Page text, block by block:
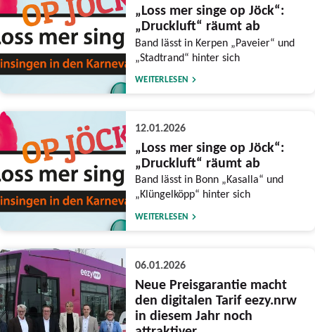
„Loss mer singe op Jöck“:
„Druckluft“ räumt ab
Band lässt in Kerpen „Paveier“ und
„Stadtrand“ hinter sich
WEITERLESEN
12.01.2026
„Loss mer singe op Jöck“:
„Druckluft“ räumt ab
Band lässt in Bonn „Kasalla“ und
„Klüngelköpp“ hinter sich
WEITERLESEN
06.01.2026
Neue Preisgarantie macht
den digitalen Tarif eezy.nrw
in diesem Jahr noch